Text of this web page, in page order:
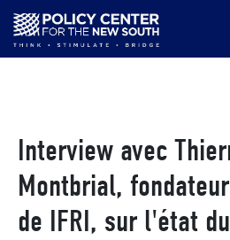
Skip
main
Interview avec
Montbrial,
de IFRI, sur l'état